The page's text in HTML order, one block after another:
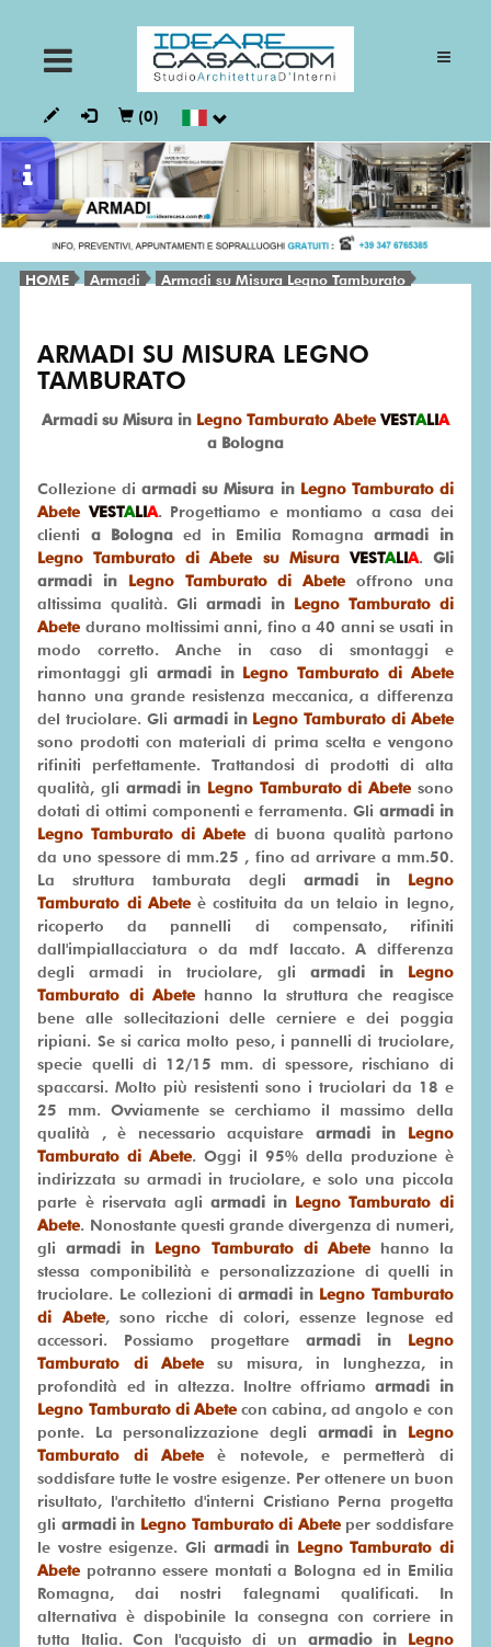
CUCINE
GIORNO
BAGNI
SU
MISURA
PROMO
(0)
HOME Armadi Armadi su Misura Legno Tamburato
ARMADI SU MISURA LEGNO
TAMBURATO
Armadi su Misura in Legno Tamburato Abete VESTA LIA
a Bologna
Collezione diarmadi su Misura in Legno Tamburato di
Abete VESTA LIA . Progettiamo e montiamo a casa dei
clienti a Bologna ed in Emilia Romagnaarmadi in
Legno Tamburato di Abete su Misura VESTA LIA Gli
armadi in Legno Tamburato di Abete offrono una
altissima qualità. Gliarmadi in Legno Tamburato di
Abete durano moltissimi anni, fino a 40 anni se usati in
modo corretto. Anche in caso di smontaggi e
rimontaggi gli armadi in Legno Tamburato di Abete
hanno una grande resistenza meccanica, a differenza
del truciolare. Gli armadi in Legno Tamburato di Abete
sono prodotti con materiali di prima scelta e vengono
rifiniti perfettamente. Trattandosi di prodotti di alta
qualità, gli armadi in Legno Tamburato di Abetesono
dotati di ottimi componenti e ferramenta. Gli armadi in
Legno Tamburato di Abete di buona qualità partono
da uno spessore di mm.25 , fino ad arrivare a mm.50.
La struttura tamburata degli armadi in Legno
Tamburato di Abeteè costituita da un telaio in legno,
ricoperto da pannelli di compensato, rifiniti
dall'impiallacciatura o da mdf laccato. A differenza
degli armadi in truciolare, gli armadi in Legno
Tamburato di Abete hanno la struttura che reagisce
bene alle sollecitazioni delle cerniere e dei poggia
ripiani. Se si carica molto peso, i pannelli di truciolare,
specie quelli di 12/15 mm. di spessore, rischiano di
spaccarsi. Molto più resistenti sono i truciolari da 18 e
25 mm. Ovviamente se cerchiamo il massimo della
qualità , è necessario acquistare armadi in Legno
Tamburato di Abete . Oggi il 95% della produzione è
indirizzata su armadi in truciolare, e solo una piccola
parte è riservata agli armadi in Legno Tamburato di
Abete . Nonostante questi grande divergenza di numeri,
gliarmadi in Legno Tamburato di Abetehanno la
stessa componibilità e personalizzazione di quelli in
truciolare. Le collezioni di armadi in Legno Tamburato
di Abete, sono ricche di colori, essenze legnose ed
accessori. Possiamo progettare armadi in Legno
Tamburato di Abetesu misura, in lunghezza, in
profondità ed in altezza. Inoltre offriamo armadi in
Legno Tamburato di Abetecon cabina, ad angolo e con
ponte. La personalizzazione degli armadi in Legno
Tamburato di Abete è notevole, e permetterà di
soddisfare tutte le vostre esigenze. Per ottenere un buon
risultato, l'architetto d'interni Cristiano Perna progetta
gli armadi in Legno Tamburato di Abeteper soddisfare
le vostre esigenze. Gli armadi in Legno Tamburato di
Abete potranno essere montati a Bologna ed in Emilia
Romagna, dai nostri falegnami qualificati. In
alternativa è dispobinile la consegna con corriere in
tutta Italia. Con l'acquisto di un armadio in Legno